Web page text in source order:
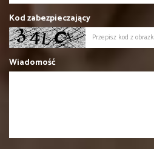
Kod zabezpieczający
Wiadomość